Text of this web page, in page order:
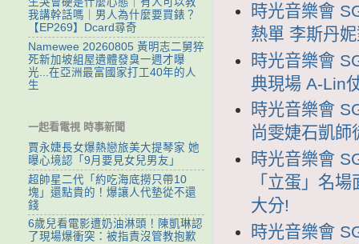
時光音樂會
熱單 李斯丹
時光音樂會
典現場 A-Lin
時光音樂會
尚雯婕石凱師
時光音樂會
「立蛋」名
大分!
時光音樂會
我講幹話嗎｜男人為什麼要買錶？
【EP269】Dcard尋奇
Namewee 20260805 黃明志二舅猝
死新加坡組屋遺體發臭一週才曝
光...在亞洲最富國家打工40年的人
生
一起看電視 時事新聞
賈永婕長女爆熱戀旅美大提琴家 她
曝心境認「9月要見女兒男友」
超帥星二代「約吃海底撈只帶10
塊」還點貴的！爆讓人代墊從不還
錢
6歲兒看電影遭奶油淋頭！陳凱琳認
了現場爆衝突：被指責沒管教抱歉